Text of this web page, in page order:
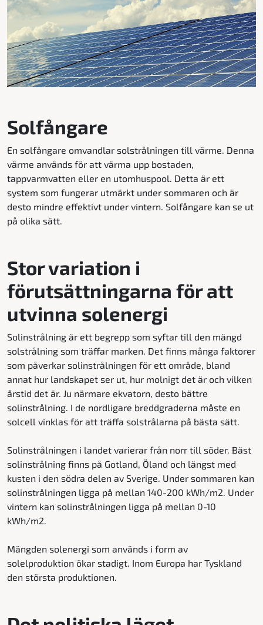
Solfångare
En solfångare omvandlar solstrålningen till värme. Denna
värme används för att värma upp bostaden,
tappvarmvatten eller en utomhuspool. Detta är ett
system som fungerar utmärkt under sommaren och är
desto mindre effektivt under vintern. Solfångare kan se ut
på olika sätt.
Stor variation i
förutsättningarna för att
utvinna solenergi
Solinstrålning är ett begrepp som syftar till den mängd
solstrålning som träffar marken. Det finns många faktorer
som påverkar solinstrålningen för ett område, bland
annat hur landskapet ser ut, hur molnigt det är och vilken
årstid det är. Ju närmare ekvatorn, desto bättre
solinstrålning. I de nordligare breddgraderna måste en
solcell vinklas för att träffa solstrålarna på bästa sätt.
Solinstrålningen i landet varierar från norr till söder. Bäst
solinstrålning finns på Gotland, Öland och längst med
kusten i den södra delen av Sverige. Under sommaren kan
solinstrålningen ligga på mellan 140-200 kWh/m2. Under
vintern kan solinstrålningen ligga på mellan 0-10
kWh/m2.
Mängden solenergi som används i form av
solelproduktion ökar stadigt. Inom Europa har Tyskland
den största produktionen.